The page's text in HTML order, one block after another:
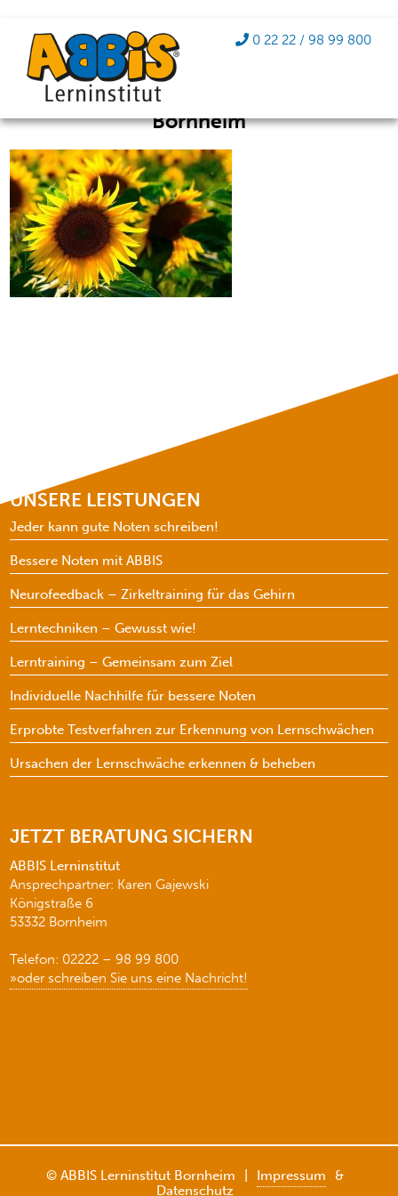
0 22 22 / 98 99 800
Sonnenblume 2020
ABBIS Lerninstitut: effektive Nachhilfe
& ursachenorientiertes Lerntraining in
Bornheim
UNSERE LEISTUNGEN
Jeder kann gute Noten schreiben!
Bessere Noten mit ABBIS
Neurofeedback – Zirkeltraining für das Gehirn
Lerntechniken – Gewusst wie!
Lerntraining – Gemeinsam zum Ziel
Individuelle Nachhilfe für bessere Noten
Erprobte Testverfahren zur Erkennung von Lernschwächen
Ursachen der Lernschwäche erkennen & beheben
JETZT BERATUNG SICHERN
ABBIS Lerninstitut
Ansprechpartner: Karen Gajewski
Königstraße 6
53332 Bornheim
Telefon: 02222 – 98 99 800
»oder schreiben Sie uns eine Nachricht!
© ABBIS Lerninstitut Bornheim Impressum
&
Datenschutz